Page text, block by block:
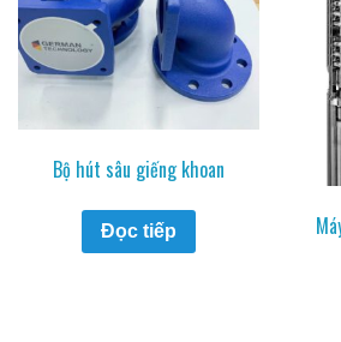
Bộ hút sâu giếng khoan
Đọc tiếp